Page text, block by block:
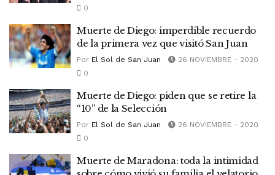
0
Muerte de Diego: imperdible recuerdo
de la primera vez que visitó San Juan
Por El Sol de San Juan
26 NOVIEMBRE - 2020
0
Muerte de Diego: piden que se retire la
“10” de la Selección
Por El Sol de San Juan
26 NOVIEMBRE - 2020
0
Muerte de Maradona: toda la intimidad